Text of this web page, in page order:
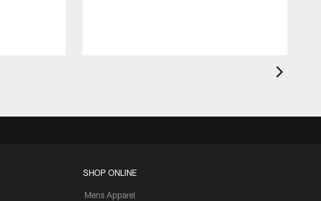
SHOP ONLINE
Mens Apparel